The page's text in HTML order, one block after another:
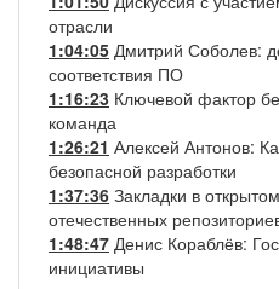
отрасли
1:04:05 Дмитрий Соболев:
соответствия ПО
1:16:23 Ключевой фактор
команда
1:26:21 Алексей Антонов:
безопасной разработки
1:37:36 Закладки в
отечественных
1:48:47 Денис Кораблёв:
инициативы